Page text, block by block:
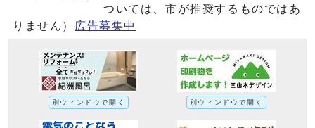
ついては、市が推奨するものではあ
りません）
広告募集中
別ウィンドウで開く 別ウィンドウで開く